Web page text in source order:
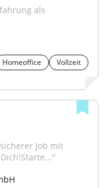
Homeoffice
Vollzeit
Job mit